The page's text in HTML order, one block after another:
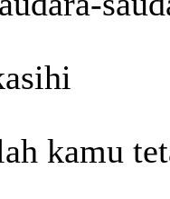
kamu